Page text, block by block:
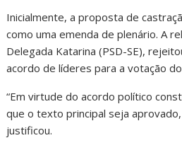
Inicialmente, a proposta de
como uma emenda de plenário. A
Delegada Katarina (PSD-SE),
acordo de líderes para a votação
“Em virtude do acordo político
que o texto principal seja
justificou.